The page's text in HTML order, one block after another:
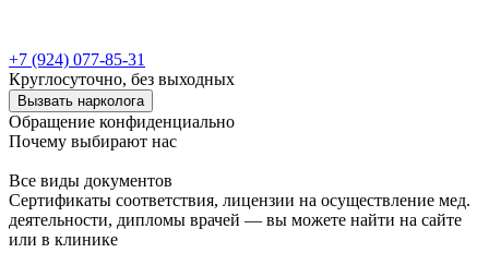
+7 (924) 077-85-31
Круглосуточно, без выходных
Вызвать нарколога
Обращение конфиденциально
Почему выбирают нас
Все виды документов
Сертификаты соответствия, лицензии на осуществление мед.
деятельности, дипломы врачей — вы можете найти на сайте
или в клинике